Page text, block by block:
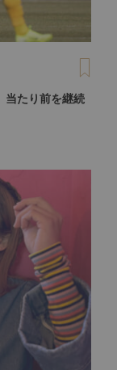
当たり前を継続